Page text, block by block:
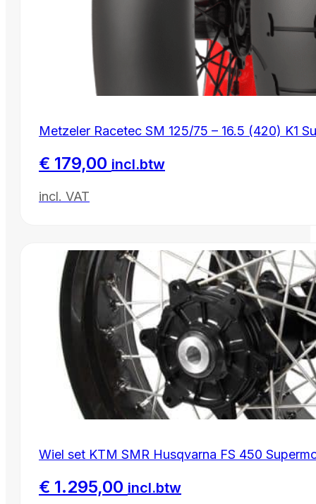
Metzeler Racetec SM 125/75 – 16.5 (420) K1
€ 179,00 incl.btw
incl. VAT
Wiel set KTM SMR Husqvarna FS 450
€ 1.295,00 incl.btw